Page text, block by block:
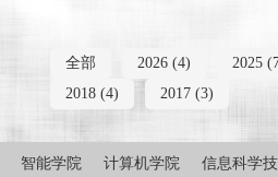
全部 2026 (4)
2025
2018 (4)
2017 (3)
智能学院 计算机学院 信息科学